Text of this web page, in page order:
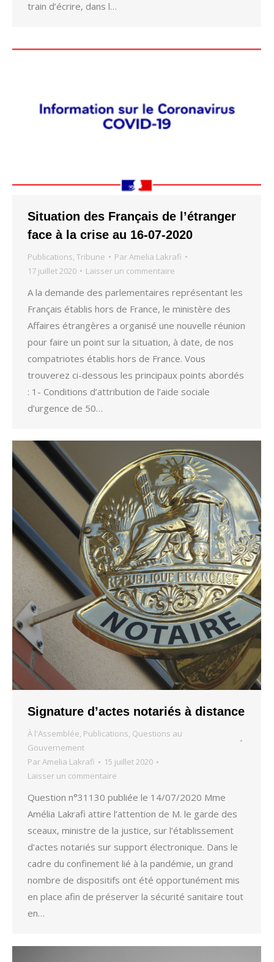
train d’écrire, dans l…
Situation des Français de l’étranger
face à la crise au 16-07-2020
Publications, Tribune ParAmelia Lakrafi
17 juillet 2020
Laisser un commentaire
A la demande des parlementaires représentant les
Français établis hors de France, le ministère des
Affaires étrangères a organisé une nouvelle réunion
pour faire un point sur la situation, à date, de nos
compatriotes établis hors de France. Vous
trouverez ci-dessous les principaux points abordés
: 1- Conditions d’attribution de l’aide sociale
d’urgence de 50…
Signature d’actes notariés à distance
À l'Assemblée, Publications, Questions au
Gouvernement
ParAmelia Lakrafi
15 juillet 2020
Laisser un commentaire
Question n°31130 publiée le 14/07/2020 Mme
Amélia Lakrafi attire l’attention de M. le garde des
sceaux, ministre de la justice, sur l’établissement
d’actes notariés sur support électronique. Dans le
cadre du confinement lié à la pandémie, un grand
nombre de dispositifs ont été opportunément mis
en place afin de préserver la sécurité sanitaire tout
en…